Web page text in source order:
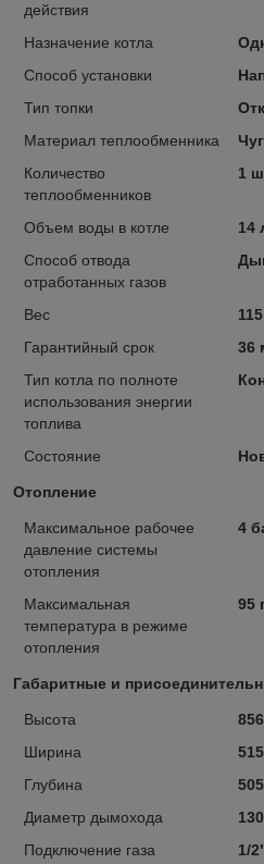
действия
Назначение котла
Способ установки
Тип топки
Материал теплообменника
Количество
теплообменников
1
Объем воды в котле
14
Способ отвода
отработанных газов
Вес
Гарантийный срок
36
Тип котла по полноте
использования энергии
топлива
Состояние
Отопление
Максимальное рабочее
давление системы
отопления
4
Максимальная
температура в режиме
отопления
95
Габаритные и
Высота
Ширина
Глубина
Диаметр дымохода
Подключение газа
1/